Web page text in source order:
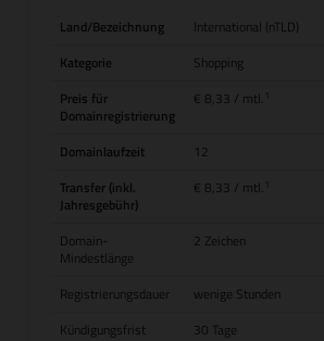
Land/Bezeichnung
International (nTLD)
Kategorie
Shopping
Preis für
Domainregistrierung
€ 8,33 / mtl.
Domainlaufzeit
12
Transfer (inkl.
Jahresgebühr)
€ 8,33 / mtl.
Domain-
Mindestlänge
2 Zeichen
Registrierungsdauer
wenige Stunden
Kündigungsfrist
30 Tage